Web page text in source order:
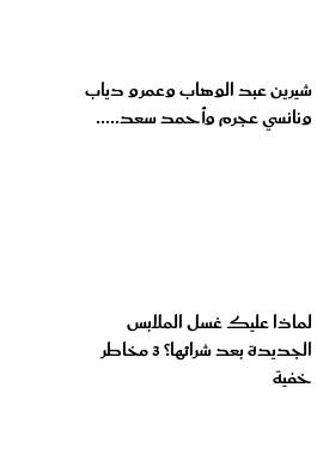
شيرين عبد الوهاب وعمرو دياب
ونانسي عجرم وأحمد سعد.....
لماذا عليك غسل الملابس
الجديدة بعد شرائها؟ 3 مخاطر
خفية